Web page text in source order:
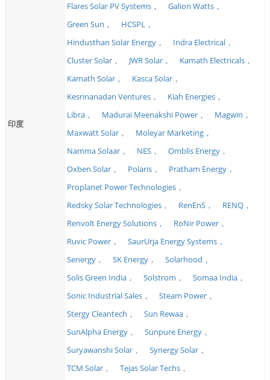
印度
Flares Solar PV Systems，
Galion Watts，
Green Sun，
HCSPL，
Hindusthan Solar Energy，
Indra Electrical，
Cluster Solar，
JWR Solar，
Kamath Electricals，
Kamath Solar，
Kasca Solar，
Kesrinanadan Ventures，
Kiah Energies，
Libra，
Madurai Meenakshi Power，
Magwin，
Maxwatt Solar，
Moleyar Marketing，
Namma Solaar，
NES，
Omblis Energy，
Oxben Solar，
Polaris，
Pratham Energy，
Proplanet Power Technologies，
Redsky Solar Technologies，
RenEnS，
RENQ，
Renvolt Energy Solutions，
RoNir Power，
Ruvic Power，
SaurUrja Energy Systems，
Senergy，
SK Energy，
Solarhood，
Solis Green India，
Solstrom，
Somaa India，
Sonic Industrial Sales，
Steam Power，
Stergy Cleantech，
Sun Rewaa，
SunAlpha Energy，
Sunpure Energy，
Suryawanshi Solar，
Synergy Solar，
TCM Solar，
Tejas Solar Techs，